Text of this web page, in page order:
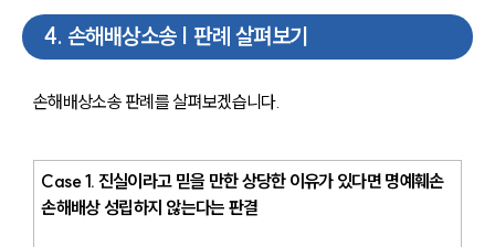
4. 손해배상소송 | 판례 살펴보기
손해배상소송 판례를 살펴보겠습니다.
Case 1. 진실이라고 믿을 만한 상당한 이유가 있다면 명예훼손
손해배상 성립하지 않는다는 판결